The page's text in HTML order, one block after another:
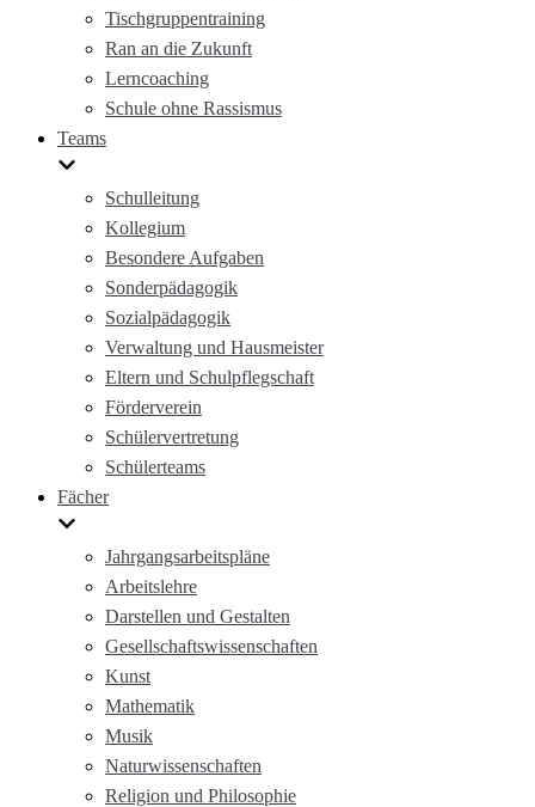
Tischgruppentraining
Ran an die Zukunft
Lerncoaching
Schule ohne Rassismus
Teams
Schulleitung
Kollegium
Besondere Aufgaben
Sonderpädagogik
Sozialpädagogik
Verwaltung und Hausmeister
Eltern und Schulpflegschaft
Förderverein
Schülervertretung
Schülerteams
Fächer
Jahrgangsarbeitspläne
Arbeitslehre
Darstellen und Gestalten
Gesellschaftswissenschaften
Kunst
Mathematik
Musik
Naturwissenschaften
Religion und Philosophie